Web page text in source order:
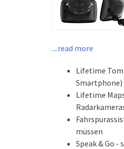
....read more
Lifetime
Lifetime
müssen
Speak & Go -